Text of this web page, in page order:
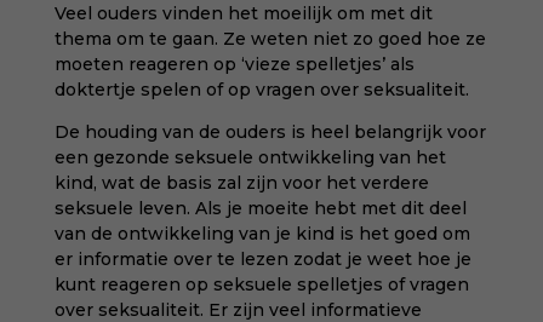
Veel ouders vinden het moeilijk om met dit
thema om te gaan. Ze weten niet zo goed hoe ze
moeten reageren op ‘vieze spelletjes’ als
doktertje spelen of op vragen over seksualiteit.
De houding van de ouders is heel belangrijk voor
een gezonde seksuele ontwikkeling van het
kind, wat de basis zal zijn voor het verdere
seksuele leven. Als je moeite hebt met dit deel
van de ontwikkeling van je kind is het goed om
er informatie over te lezen zodat je weet hoe je
kunt reageren op seksuele spelletjes of vragen
over seksualiteit. Er zijn veel informatieve